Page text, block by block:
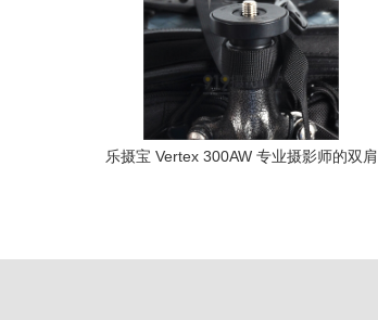
乐摄宝 Vertex 300AW 专业摄影师的双肩